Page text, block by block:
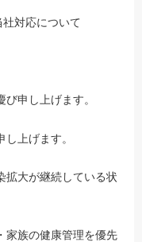
対応について
申し上げます。
上げます。
拡大が継続している状
家族の健康管理を優先